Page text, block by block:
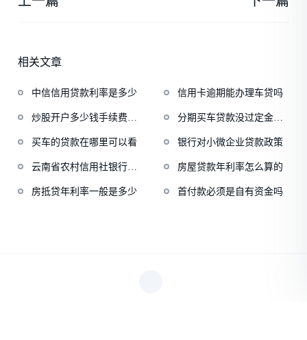
相关文章
中信信用贷款利率是多少 信用卡逾期能办理车贷吗
炒股开户多少钱手续费合
分期买车贷款没过定金退
买车的贷款在哪里可以看
银行对小微企业贷款政策
云南省农村信用社银行电
房屋贷款年利率怎么算的
房抵贷年利率一般是多少 首付款必须是自有资金吗